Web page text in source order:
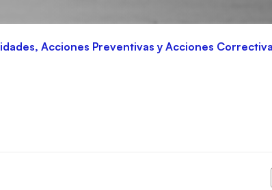
Acciones Preventivas y Acciones